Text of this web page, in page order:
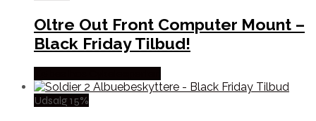
Oltre Out Front Computer Mount –
Black Friday Tilbud!
Udsalg 15%